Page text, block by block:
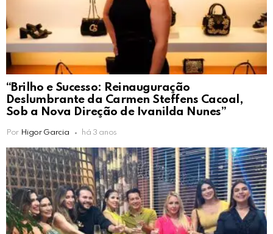
“Brilho e Sucesso: Reinauguração
Deslumbrante da Carmen Steffens Cacoal,
Sob a Nova Direção de Ivanilda Nunes”
Por Higor Garcia há 3 anos